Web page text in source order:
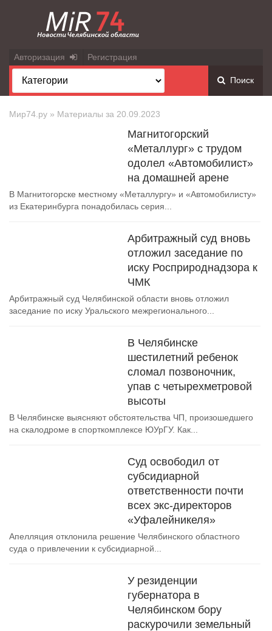
Авторизация Регистрация
Поиск
Мир74.ру » Материалы за 20.09.2023
Магнитогорский
«Металлург» с трудом
одолел «Автомобилист»
на домашней арене
В Магнитогорске местному «Металлургу» и «Автомобилисту»
из Екатеринбурга понадобилась серия...
Арбитражный суд вновь
отложил заседание по
иску Росприроднадзора к
ЧМК
Арбитражный суд Челябинской области вновь отложил
заседание по иску Уральского межрегионального...
В Челябинске
шестилетний ребенок
сломал позвоночник,
упав с четырехметровой
высоты
В Челябинске выясняют обстоятельства ЧП, произошедшего
на скалодроме в спорткомплексе ЮУрГУ. Как...
Суд освободил от
субсидиарной
ответственности почти
всех экс-директоров
«Уфалейникеля»
Апелляция отклонила решение Челябинского областного
суда о привлечении к субсидиарной...
У резиденции
губернатора в
Челябинском бору
раскурочили земельный